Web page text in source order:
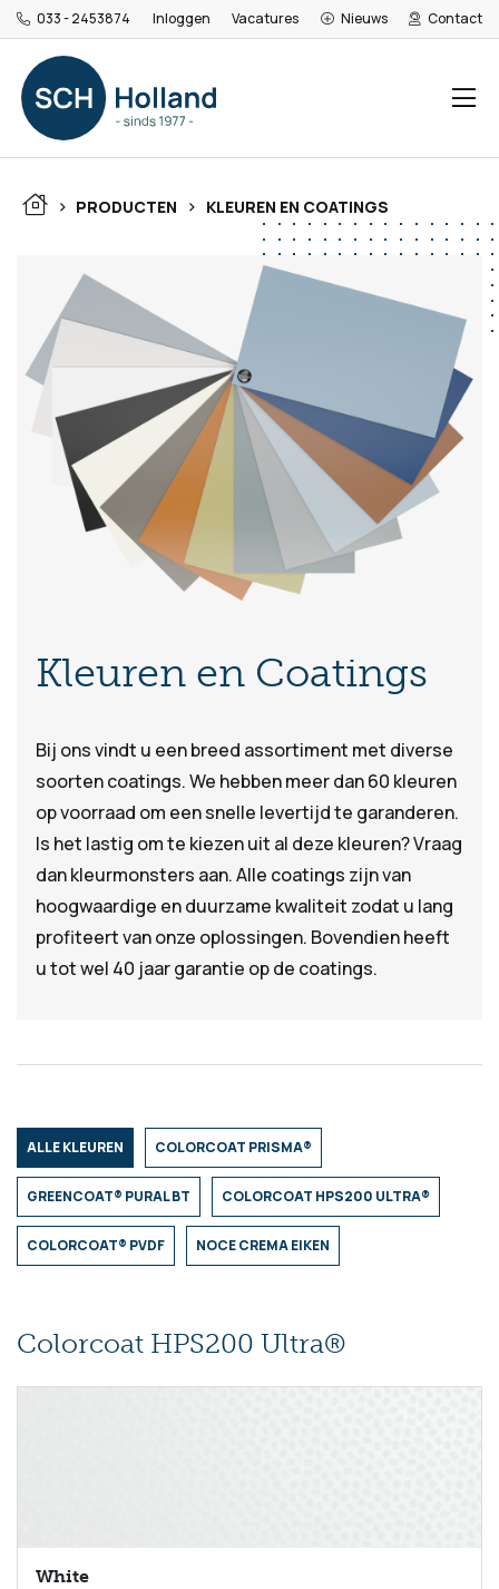
033 - 2453874 Inloggen Vacatures Nieuws Contact
> PRODUCTEN > KLEUREN EN COATINGS
Kleuren en Coatings
Bij ons vindt u een breed assortiment met diverse
soorten coatings. We hebben meer dan 60 kleuren
op voorraad om een snelle levertijd te garanderen.
Is het lastig om te kiezen uit al deze kleuren? Vraag
dan kleurmonsters aan. Alle coatings zijn van
hoogwaardige en duurzame kwaliteit zodat u lang
profiteert van onze oplossingen. Bovendien heeft
u tot wel 40 jaar garantie op de coatings.
ALLE KLEUREN COLORCOAT PRISMA®
GREENCOAT® PURAL BT COLORCOAT HPS200 ULTRA®
COLORCOAT® PVDF NOCE CREMA EIKEN
Colorcoat HPS200 Ultra®
White